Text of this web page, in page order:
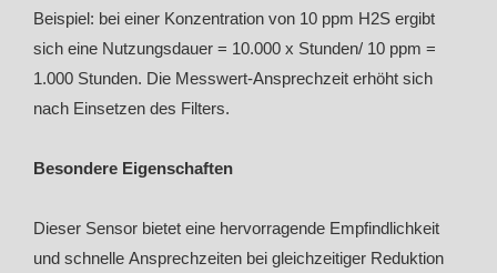
Beispiel: bei einer Konzentration von 10 ppm H2S ergibt
sich eine Nutzungsdauer = 10.000 x Stunden/ 10 ppm =
1.000 Stunden. Die Messwert-Ansprechzeit erhöht sich
nach Einsetzen des Filters.
Besondere Eigenschaften
Dieser Sensor bietet eine hervorragende Empfindlichkeit
und schnelle Ansprechzeiten bei gleichzeitiger Reduktion